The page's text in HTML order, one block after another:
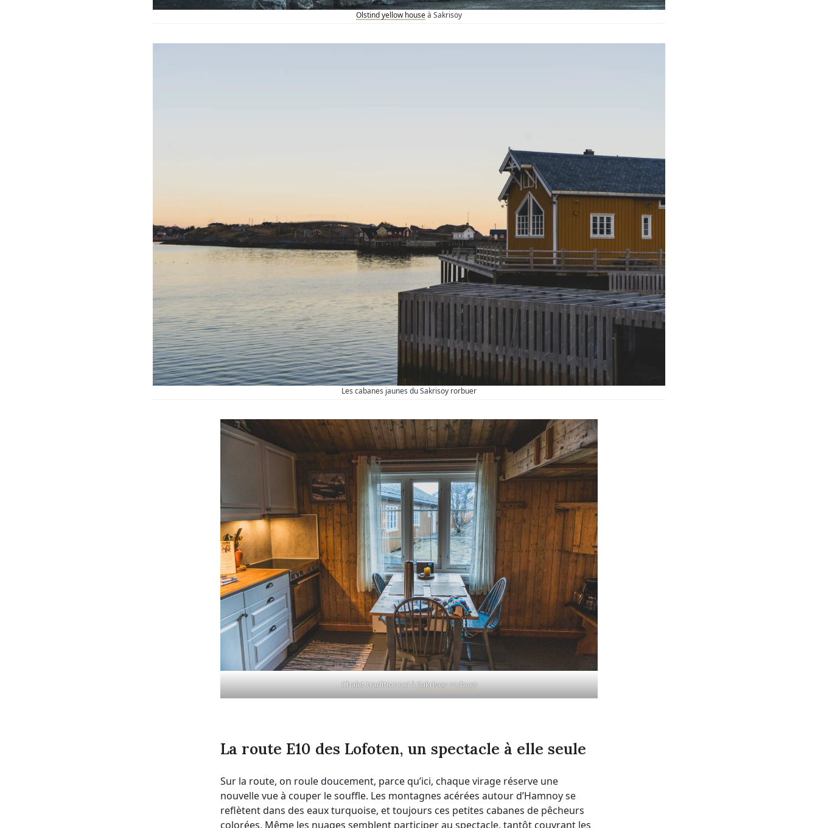
Olstind yellow houseà Sakrisoy
Les cabanes jaunes du Sakrisoy rorbuer
Chalet traditionnel àSakrisoy rorbuer
La route E10 des Lofoten, un spectacle à elle seule
Sur la route, on roule doucement, parce qu’ici, chaque virage réserve une
nouvelle vue à couper le souffle. Les montagnes acérées autour d’Hamnoy se
reflètent dans des eaux turquoise, et toujours ces petites cabanes de pêcheurs
colorées. Même les nuages semblent participer au spectacle, tantôt couvrant les